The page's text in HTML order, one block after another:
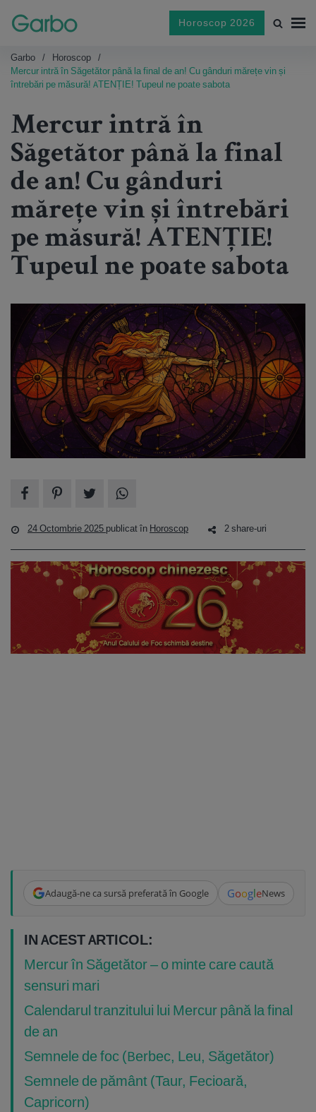
Horoscop 2026
Garbo
Horoscop
Mercur intră în Săgetător până la final de an! Cu gânduri mărețe vin și
întrebări pe măsură! ATENȚIE! Tupeul ne poate sabota
Mercur intră în
Săgetător până la final
de an! Cu gânduri
mărețe vin și întrebări
pe măsură! ATENȚIE!
Tupeul ne poate sabota
24 Octombrie 2025 publicat în Horoscop 2 share-uri
Adaugă-ne ca sursă preferată în Google GoogleNews
IN ACEST ARTICOL:
Mercur în Săgetător – o minte care caută
sensuri mari
Calendarul tranzitului lui Mercur până la final
de an
Semnele de foc (Berbec, Leu, Săgetător)
Semnele de pământ (Taur, Fecioară,
Capricorn)